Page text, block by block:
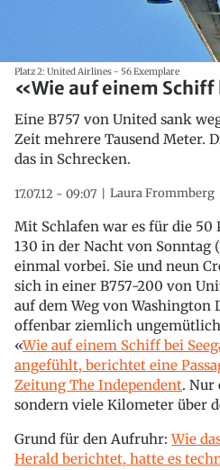
Platz 2: United Airlines - 56 Exemplare
«Wie auf einem
Eine B757 von United sank
Zeit mehrere Tausend Meter.
das in Schrecken.
17.07.12 - 09:07 Laura Frommberg
Mit Schlafen war es für die 50
130 in der Nacht von Sonntag
einmal vorbei. Sie und neun
sich in einer B757-200 von
auf dem Weg von Washington
offenbar ziemlich
«Wie auf einem Schiff bei
angefühlt, berichtet eine
Zeitung The Independent. Nur
sondern viele Kilometer über
Grund für den Aufruhr:Wie
Herald berichtet, hatte es